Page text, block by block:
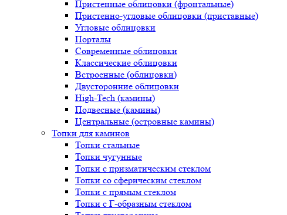
Пристенные облицовки (фронтальные)
Пристенно-угловые облицовки (приставные)
Угловые облицовки
Порталы
Современные облицовки
Классические облицовки
Встроенные (облицовки)
Двусторонние облицовки
High-Tech (камины)
Подвесные (камины)
Центральные (островные камины)
Топки для каминов
Топки стальные
Топки чугунные
Топки с призматическим стеклом
Топки со сферическим стеклом
Топки с прямым стеклом
Топки с Г-образным стеклом